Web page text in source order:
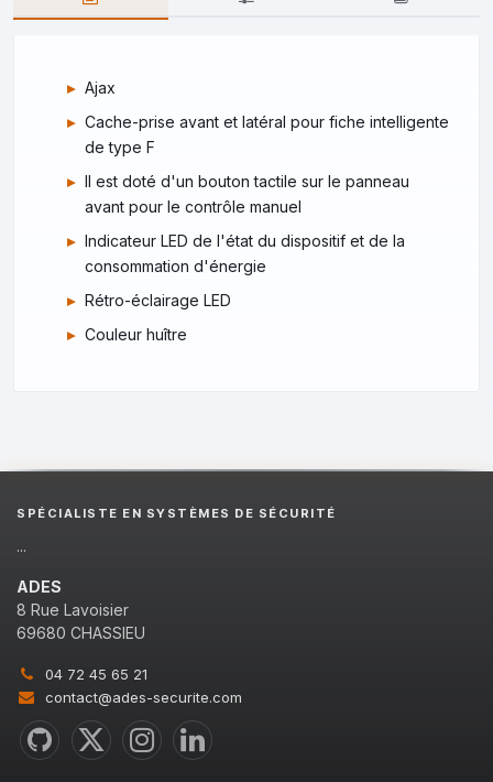
Ajax
Cache-prise avant et latéral pour fiche intelligente
de type F
Il est doté d'un bouton tactile sur le panneau
avant pour le contrôle manuel
Indicateur LED de l'état du dispositif et de la
consommation d'énergie
Rétro-éclairage LED
Couleur huître
SPÉCIALISTE EN SYSTÈMES DE SÉCURITÉ
...
ADES
8 Rue Lavoisier
69680 CHASSIEU
04 72 45 65 21
contact@ades-securite.com